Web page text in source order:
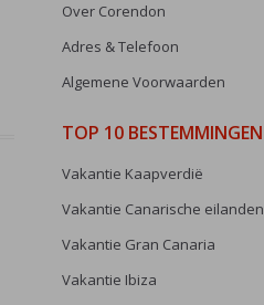
Over Corendon
Adres & Telefoon
Algemene Voorwaarden
TOP 10 BESTEMMINGEN
Vakantie Kaapverdië
Vakantie Canarische eilanden
Vakantie Gran Canaria
Vakantie Ibiza